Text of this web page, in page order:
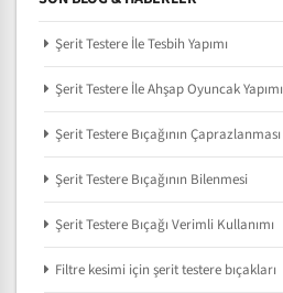
Şerit Testere İle Tesbih Yapımı
Şerit Testere İle Ahşap Oyuncak Yapımı
Şerit Testere Bıçağının Çaprazlanması
Şerit Testere Bıçağının Bilenmesi
Şerit Testere Bıçağı Verimli Kullanımı
Filtre kesimi için şerit testere bıçakları